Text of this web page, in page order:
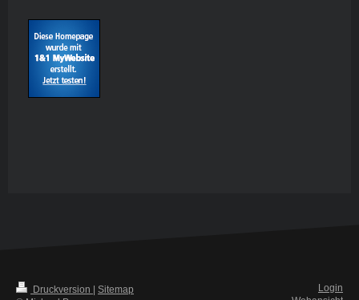
Druckversion
Sitemap
Login